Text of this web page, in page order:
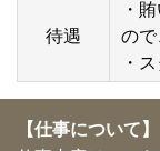
待遇
・
の
・
【仕事について】